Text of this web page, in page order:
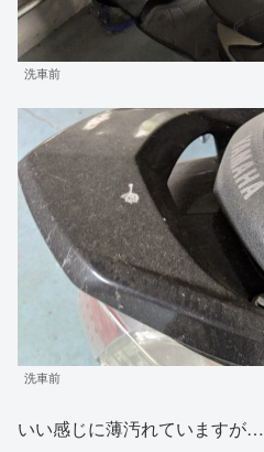
洗車前
洗車前
いい感じに薄汚れていますが…